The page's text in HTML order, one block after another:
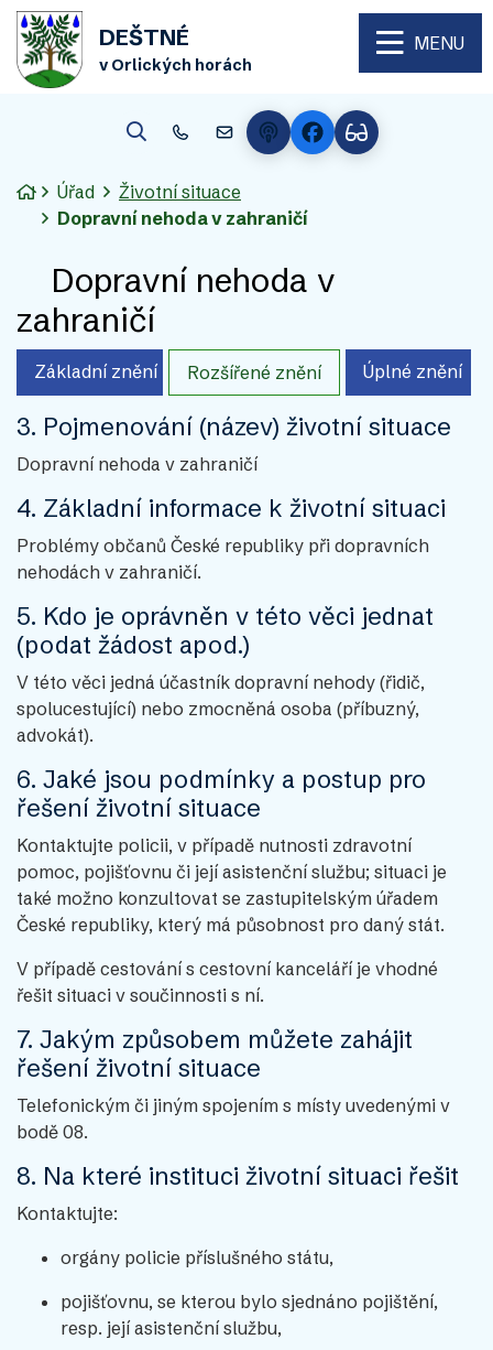
DEŠTNÉ
v Orlických horách
Hledat+420 494 663 187
urad@obecdestne.cz
Verze pro
MENU
Úvodní stránka
Úřad
Životní situace
Dopravní nehoda v zahraničí
Dopravní nehoda v
zahraničí
Základní znění Rozšířené znění Úplné znění
3. Pojmenování (název) životní situace
Dopravní nehoda v zahraničí
4. Základní informace k životní situaci
Problémy občanů České republiky při dopravních
nehodách v zahraničí.
5. Kdo je oprávněn v této věci jednat
(podat žádost apod.)
V této věci jedná účastník dopravní nehody (řidič,
spolucestující) nebo zmocněná osoba (příbuzný,
advokát).
6. Jaké jsou podmínky a postup pro
řešení životní situace
Kontaktujte policii, v případě nutnosti zdravotní
pomoc, pojišťovnu či její asistenční službu; situaci je
také možno konzultovat se zastupitelským úřadem
České republiky, který má působnost pro daný stát.
V případě cestování s cestovní kanceláří je vhodné
řešit situaci v součinnosti s ní.
7. Jakým způsobem můžete zahájit
řešení životní situace
Telefonickým či jiným spojením s místy uvedenými v
bodě 08.
8. Na které instituci životní situaci řešit
Kontaktujte:
orgány policie příslušného státu,
pojišťovnu, se kterou bylo sjednáno pojištění,
resp. její asistenční službu,